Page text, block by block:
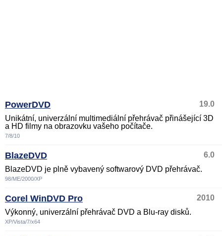
PowerDVD
19.0
Unikátní, univerzální multimediální přehrávač přinášející 3D
a HD filmy na obrazovku vašeho počítače.
7/8/10
BlazeDVD
6.0
BlazeDVD je plně vybavený softwarový DVD přehrávač.
98/ME/2000/XP
Corel WinDVD Pro
2010
Výkonný, univerzální přehrávač DVD a Blu-ray disků.
XP/Vista/7/x64